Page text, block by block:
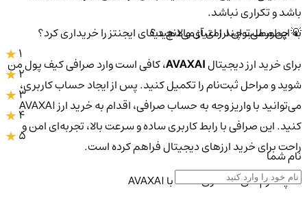
💡 چطور می‌توان ارز ای آی والانچ دیفای ایجنتز را خریداری کرد؟
برای خرید ارز دیجیتالAVAXAI، کافی است وارد صرافی کیف پول من
شوید و مراحل ثبت‌نام را تکمیل کنید. پس از ایجاد حساب کاربری،
می‌توانید با واریز وجه به حساب صرافی، اقدام به خرید ارز AVAXAI
کنید. این صرافی با رابط کاربری ساده و سرعت بالا، تجربه‌ای امن و
راحت برای خرید ارزهای دیجیتال فراهم کرده است.
📈 پلتفرم‌های همکاری‌کننده با AVAXAI
باشد و تکراری نباشد.
به این مطلب چند امتیاز می‌دهید؟
2
3
4
5
نام شما